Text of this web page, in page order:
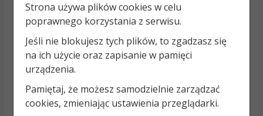
Strona używa plików cookies w celu
poprawnego korzystania z serwisu.
Jeśli nie blokujesz tych plików, to zgadzasz się
na ich użycie oraz zapisanie w pamięci
urządzenia.
Pamiętaj, że możesz samodzielnie zarządzać
cookies, zmieniając ustawienia przeglądarki.